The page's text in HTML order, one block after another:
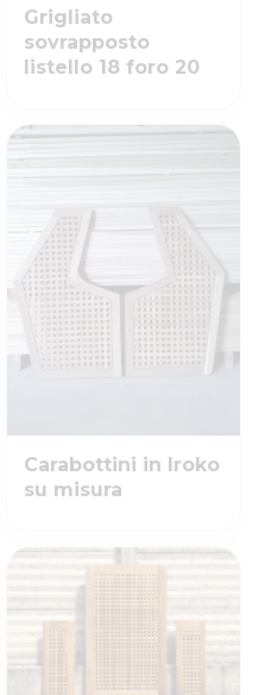
Grigliato
sovrapposto
listello 18 foro 20
Carabottini in Iroko
su misura